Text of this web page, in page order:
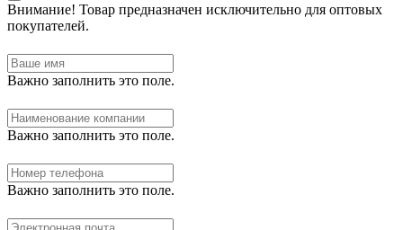
Внимание! Товар предназначен исключительно для оптовых
покупателей.
Важно заполнить это поле.
Важно заполнить это поле.
Важно заполнить это поле.